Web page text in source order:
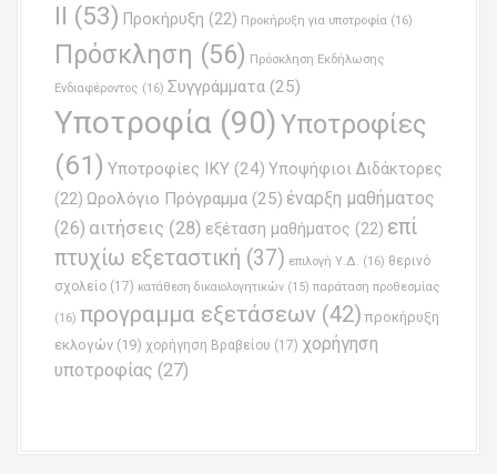
ΙΙ (53) Προκήρυξη (22) Προκήρυξη για υποτροφία (16)
Πρόσκληση (56) Πρόσκληση Εκδήλωσης
Ενδιαφέροντος (16) Συγγράμματα (25)
Υποτροφία (90)Υποτροφίες
(61) Υποτροφίες ΙΚΥ (24) Υποψήφιοι Διδάκτορες
(22) Ωρολόγιο Πρόγραμμα (25) έναρξη μαθήματος
(26) αιτήσεις (28) εξέταση μαθήματος (22) επί
πτυχίω εξεταστική (37) επιλογή Υ.Δ. (16) θερινό
σχολείο (17) κατάθεση δικαιολογητικών (15) παράταση προθεσμίας
(16) προγραμμα εξετάσεων (42) προκήρυξη
εκλογών (19) χορήγηση Βραβείου (17) χορήγηση
υποτροφίας (27)